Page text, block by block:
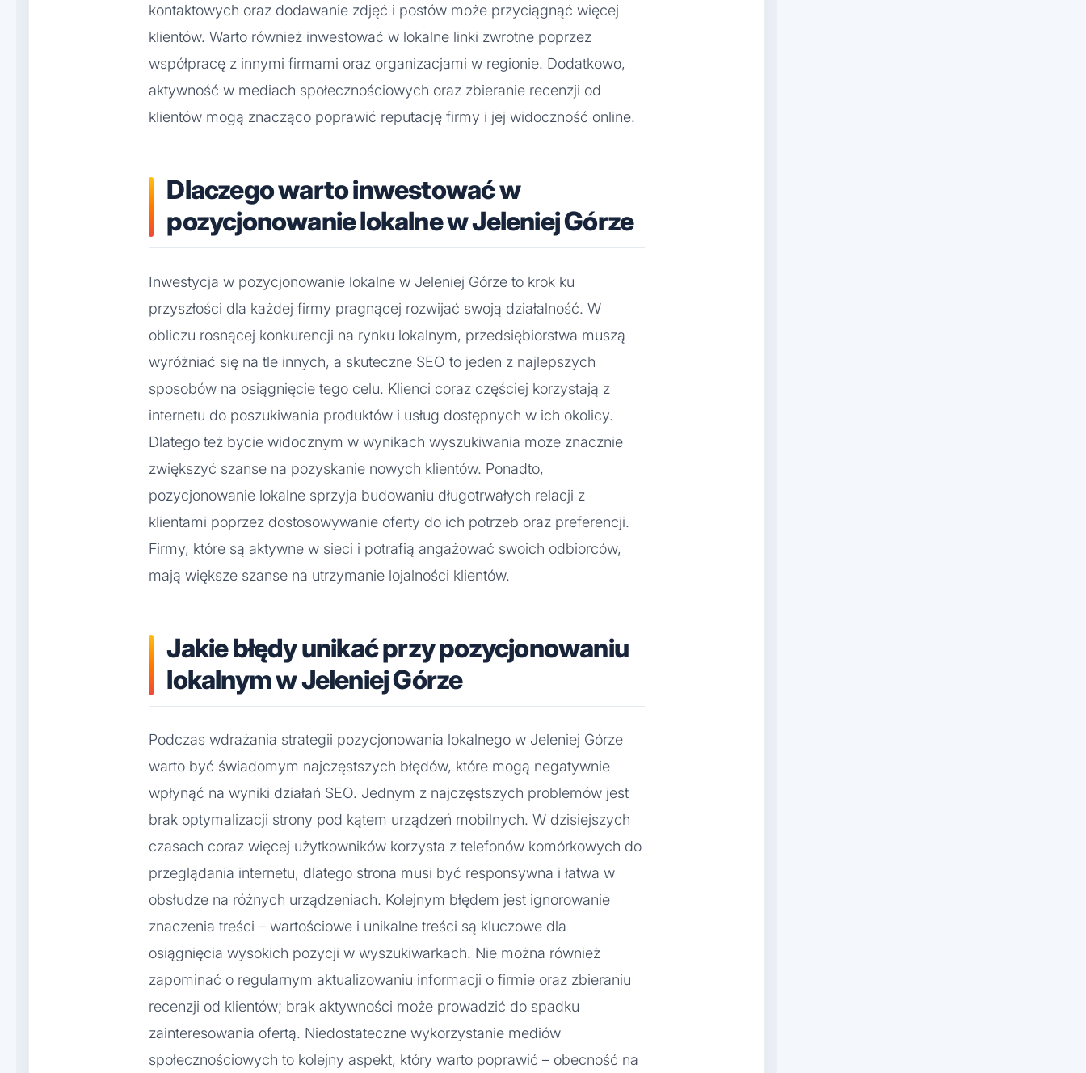
kontaktowych oraz dodawanie zdjęć i postów może przyciągnąć więcej
klientów. Warto również inwestować w lokalne linki zwrotne poprzez
współpracę z innymi firmami oraz organizacjami w regionie. Dodatkowo,
aktywność w mediach społecznościowych oraz zbieranie recenzji od
klientów mogą znacząco poprawić reputację firmy i jej widoczność online.
Dlaczego warto inwestować w
pozycjonowanie lokalne w Jeleniej Górze
Inwestycja w pozycjonowanie lokalne w Jeleniej Górze to krok ku
przyszłości dla każdej firmy pragnącej rozwijać swoją działalność. W
obliczu rosnącej konkurencji na rynku lokalnym, przedsiębiorstwa muszą
wyróżniać się na tle innych, a skuteczne SEO to jeden z najlepszych
sposobów na osiągnięcie tego celu. Klienci coraz częściej korzystają z
internetu do poszukiwania produktów i usług dostępnych w ich okolicy.
Dlatego też bycie widocznym w wynikach wyszukiwania może znacznie
zwiększyć szanse na pozyskanie nowych klientów. Ponadto,
pozycjonowanie lokalne sprzyja budowaniu długotrwałych relacji z
klientami poprzez dostosowywanie oferty do ich potrzeb oraz preferencji.
Firmy, które są aktywne w sieci i potrafią angażować swoich odbiorców,
mają większe szanse na utrzymanie lojalności klientów.
Jakie błędy unikać przy pozycjonowaniu
lokalnym w Jeleniej Górze
Podczas wdrażania strategii pozycjonowania lokalnego w Jeleniej Górze
warto być świadomym najczęstszych błędów, które mogą negatywnie
wpłynąć na wyniki działań SEO. Jednym z najczęstszych problemów jest
brak optymalizacji strony pod kątem urządzeń mobilnych. W dzisiejszych
czasach coraz więcej użytkowników korzysta z telefonów komórkowych do
przeglądania internetu, dlatego strona musi być responsywna i łatwa w
obsłudze na różnych urządzeniach. Kolejnym błędem jest ignorowanie
znaczenia treści – wartościowe i unikalne treści są kluczowe dla
osiągnięcia wysokich pozycji w wyszukiwarkach. Nie można również
zapominać o regularnym aktualizowaniu informacji o firmie oraz zbieraniu
recenzji od klientów; brak aktywności może prowadzić do spadku
zainteresowania ofertą. Niedostateczne wykorzystanie mediów
społecznościowych to kolejny aspekt, który warto poprawić – obecność na